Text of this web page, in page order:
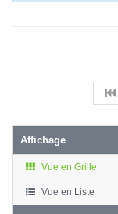
Affichage
Vue en Grille
Vue en Liste